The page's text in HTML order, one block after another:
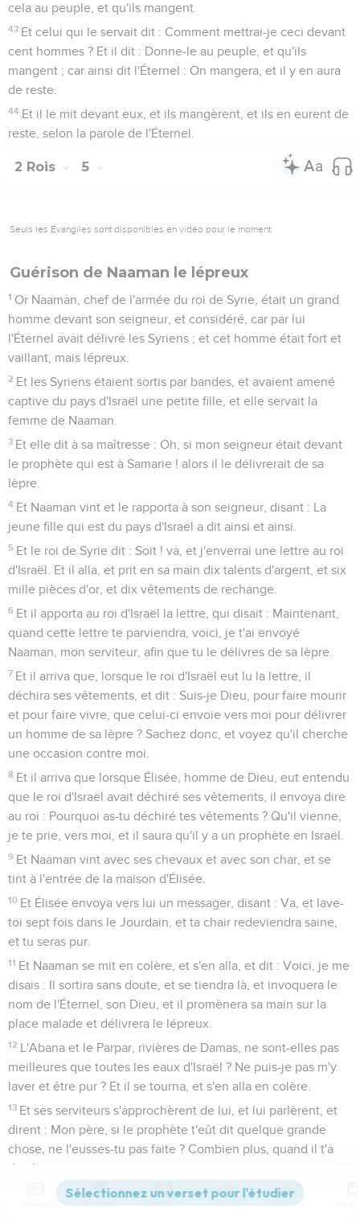
cela au peuple, et qu'ils mangent.
43 Et celui qui le servait dit : Comment mettrai-je ceci devant
cent hommes ? Et il dit : Donne-le au peuple, et qu'ils
mangent ; car ainsi dit l'Éternel : On mangera, et il y en aura
de reste.
44 Et il le mit devant eux, et ils mangèrent, et ils en eurent de
reste, selon la parole de l'Éternel.
2 Rois 5
Seuls les Évangiles sont disponibles en vidéo pour le moment.
Guérison de Naaman le lépreux
1 Or Naaman, chef de l'armée du roi de Syrie, était un grand
homme devant son seigneur, et considéré, car par lui
l'Éternel avait délivré les Syriens ; et cet homme était fort et
vaillant, mais lépreux.
2 Et les Syriens étaient sortis par bandes, et avaient amené
captive du pays d'Israël une petite fille, et elle servait la
femme de Naaman.
3 Et elle dit à sa maîtresse : Oh, si mon seigneur était devant
le prophète qui est à Samarie ! alors il le délivrerait de sa
lèpre.
4 Et Naaman vint et le rapporta à son seigneur, disant : La
jeune fille qui est du pays d'Israël a dit ainsi et ainsi.
5 Et le roi de Syrie dit : Soit ! va, et j'enverrai une lettre au roi
d'Israël. Et il alla, et prit en sa main dix talents d'argent, et six
mille pièces d'or, et dix vêtements de rechange.
6 Et il apporta au roi d'Israël la lettre, qui disait : Maintenant,
quand cette lettre te parviendra, voici, je t'ai envoyé
Naaman, mon serviteur, afin que tu le délivres de sa lèpre.
7 Et il arriva que, lorsque le roi d'Israël eut lu la lettre, il
déchira ses vêtements, et dit : Suis-je Dieu, pour faire mourir
et pour faire vivre, que celui-ci envoie vers moi pour délivrer
un homme de sa lèpre ? Sachez donc, et voyez qu'il cherche
une occasion contre moi.
8 Et il arriva que lorsque Élisée, homme de Dieu, eut entendu
que le roi d'Israël avait déchiré ses vêtements, il envoya dire
au roi : Pourquoi as-tu déchiré tes vêtements ? Qu'il vienne,
je te prie, vers moi, et il saura qu'il y a un prophète en Israël.
9 Et Naaman vint avec ses chevaux et avec son char, et se
tint à l'entrée de la maison d'Élisée.
10 Et Élisée envoya vers lui un messager, disant : Va, et lave-
toi sept fois dans le Jourdain, et ta chair redeviendra saine,
et tu seras pur.
11 Et Naaman se mit en colère, et s'en alla, et dit : Voici, je me
disais : Il sortira sans doute, et se tiendra là, et invoquera le
nom de l'Éternel, son Dieu, et il promènera sa main sur la
place malade et délivrera le lépreux.
12 L'Abana et le Parpar, rivières de Damas, ne sont-elles pas
meilleures que toutes les eaux d'Israël ? Ne puis-je pas m'y
laver et être pur ? Et il se tourna, et s'en alla en colère.
13 Et ses serviteurs s'approchèrent de lui, et lui parlèrent, et
dirent : Mon père, si le prophète t'eût dit quelque grande
chose, ne l'eusses-tu pas faite ? Combien plus, quand il t'a
dit : Lave-toi, et tu seras pur.
Et il descendit, et se plongea sept fois dans le Jourdain,
Versions Commentaires Strong